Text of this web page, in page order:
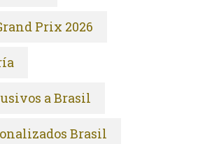
Prix 2026
a Brasil
Brasil